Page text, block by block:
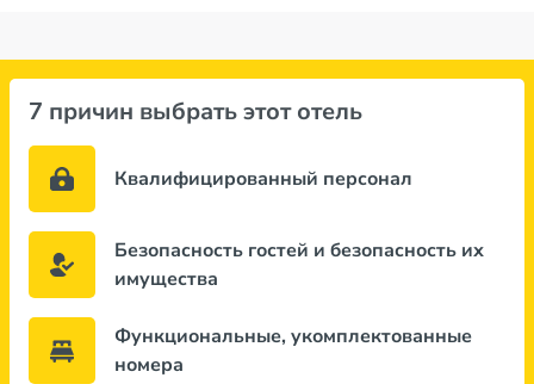
7 причин выбрать этот отель
Квалифицированный персонал
Безопасность гостей и безопасность их
имущества
Функциональные, укомплектованные
номера